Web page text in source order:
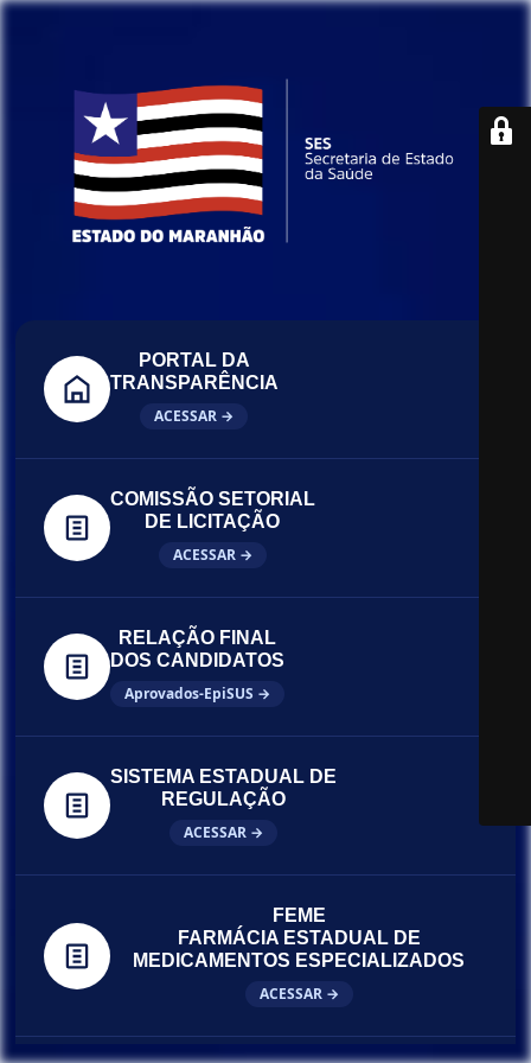
PORTAL DA
TRANSPARÊNCIA
ACESSAR →
COMISSÃO SETORIAL
DE LICITAÇÃO
ACESSAR →
RELAÇÃO FINAL
DOS CANDIDATOS
Aprovados-EpiSUS →
SISTEMA ESTADUAL DE
REGULAÇÃO
ACESSAR →
FEME
FARMÁCIA ESTADUAL DE
MEDICAMENTOS ESPECIALIZADOS
ACESSAR →